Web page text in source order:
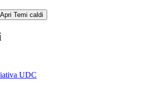
Apri Temi caldi
UDC